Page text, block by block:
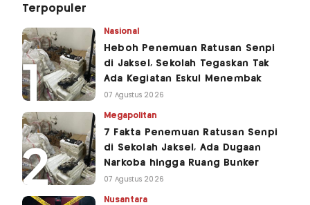
Terpopuler
Nasional
Heboh Penemuan Ratusan Senpi
di Jaksel, Sekolah Tegaskan Tak
Ada Kegiatan Eskul Menembak
07 Agustus 2026
Megapolitan
7 Fakta Penemuan Ratusan Senpi
di Sekolah Jaksel, Ada Dugaan
Narkoba hingga Ruang Bunker
07 Agustus 2026
Nusantara